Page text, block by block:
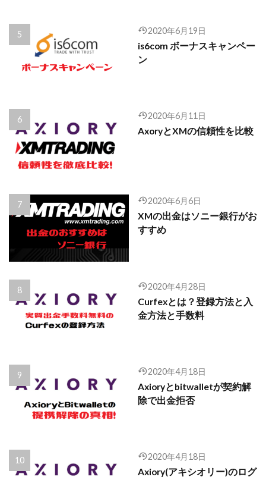
2020年6月19日
is6com ボーナスキャンペー
ン
2020年6月11日
AxoryとXMの信頼性を比較
2020年6月6日
XMの出金はソニー銀行がお
すすめ
2020年4月28日
Curfexとは？登録方法と入
金方法と手数料
2020年4月18日
Axioryとbitwalletが契約解
除で出金拒否
2020年4月18日
Axiory(アキシオリー)のログ